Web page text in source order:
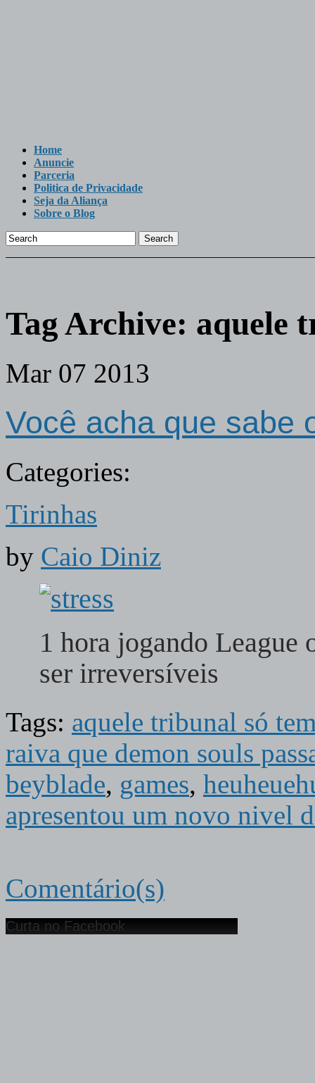
Home
Anuncie
Parceria
Politica de Privacidade
Seja da Aliança
Sobre o Blog
Search
Tag Archive: aquele
Mar 07 2013
Você acha que sabe
Categories:
Tirinhas
by Caio Diniz
1 hora jogando League
ser irreversíveis
Tags: aquele tribunal só
raiva que demon souls
beyblade, games,
apresentou um novo nivel
Comentário(s)
Curta no Facebook